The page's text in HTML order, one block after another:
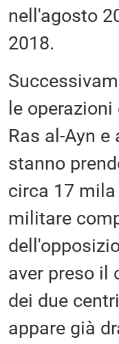
nell'agosto
2018.
le
Ras al-Ayn
stanno
circa 17
militare
aver preso il
dei due
appare già